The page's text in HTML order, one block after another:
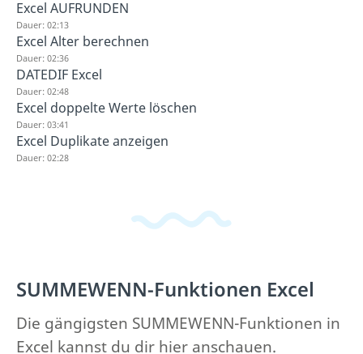
Excel AUFRUNDEN
Dauer: 02:13
Excel Alter berechnen
Dauer: 02:36
DATEDIF Excel
Dauer: 02:48
Excel doppelte Werte löschen
Dauer: 03:41
Excel Duplikate anzeigen
Dauer: 02:28
SUMMEWENN-Funktionen Excel
Die gängigsten SUMMEWENN-Funktionen in
Excel kannst du dir hier anschauen.